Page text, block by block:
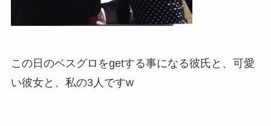
この日のベスグロをgetする事になる彼氏と、可愛
い彼女と、私の3人ですw